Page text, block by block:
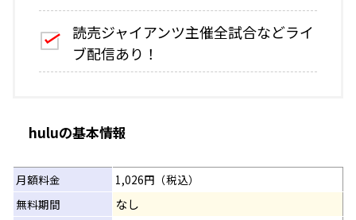
読売ジャイアンツ主催全試合などライ
ブ配信あり！
huluの基本情報
月額料金
1,026円（税込）
無料期間
なし